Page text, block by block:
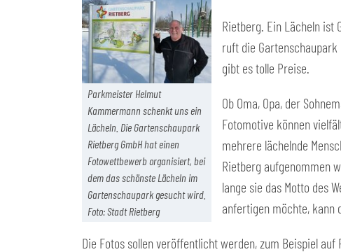
Parkmeister Helmut
Kammermann schenkt uns ein
Lächeln. Die Gartenschaupark
Rietberg GmbH hat einen
Fotowettbewerb organisiert, bei
dem das schönste Lächeln im
Gartenschaupark gesucht wird.
Foto: Stadt Rietberg
Rietberg. Ein Lächeln ist
ruft die
gibt es tolle Preise.
Ob Oma, Opa, der
Fotomotive können
mehrere lächelnde
Rietberg aufgenommen
lange sie das Motto des
anfertigen möchte, kann
Die Fotos sollen veröffentlicht werden, zum Beispiel